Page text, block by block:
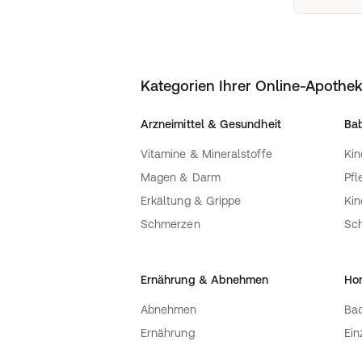
Kategorien Ihrer Online-
Arzneimittel & Gesundheit
Vitamine & Mineralstoffe
Magen & Darm
Erkältung & Grippe
Schmerzen
Ernährung & Abnehmen
Abnehmen
Ernährung